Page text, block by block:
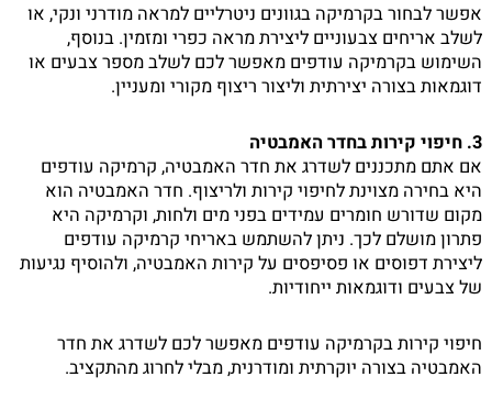
אפשר לבחור בקרמיקה בגוונים ניטרליים למראה מודרני ונקי, או
לשלב אריחים צבעוניים ליצירת מראה כפרי ומזמין. בנוסף,
השימוש בקרמיקה עודפים מאפשר לכם לשלב מספר צבעים או
דוגמאות בצורה יצירתית וליצור ריצוף מקורי ומעניין.
3. חיפוי קירות בחדר האמבטיה
אם אתם מתכננים לשדרג את חדר האמבטיה, קרמיקה עודפים
היא בחירה מצוינת לחיפוי קירות ולריצוף. חדר האמבטיה הוא
מקום שדורש חומרים עמידים בפני מים ולחות, וקרמיקה היא
פתרון מושלם לכך. ניתן להשתמש באריחי קרמיקה עודפים
ליצירת דפוסים או פסיפסים על קירות האמבטיה, ולהוסיף נגיעות
של צבעים ודוגמאות ייחודיות.
חיפוי קירות בקרמיקה עודפים מאפשר לכם לשדרג את חדר
האמבטיה בצורה יוקרתית ומודרנית, מבלי לחרוג מהתקציב.